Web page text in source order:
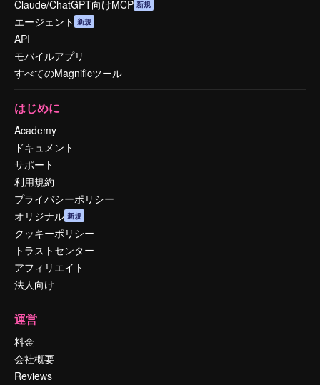
Claude/ChatGPT向けMCP 新規
エージェント 新規
API
モバイルアプリ
すべてのMagnificツール
はじめに
Academy
ドキュメント
サポート
利用規約
プライバシーポリシー
オリジナル 新規
クッキーポリシー
トラストセンター
アフィリエイト
法人向け
運営
料金
会社概要
Reviews